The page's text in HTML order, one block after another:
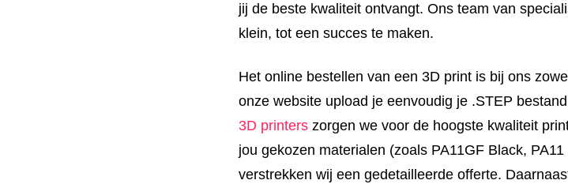
jij de beste kwaliteit ontvangt. Ons team van
klein, tot een succes te maken.
Het online bestellen van een 3D print is bij ons
onze website upload je eenvoudig je .STEP
3D printers zorgen we voor de hoogste kwaliteit
jou gekozen materialen (zoals PA11GF Black,
verstrekken wij een gedetailleerde offerte.